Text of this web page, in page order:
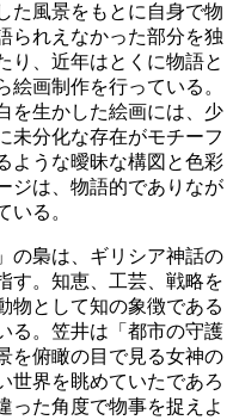
た風景をもとに自身で物
られえなかった部分を独
り、近年はとくに物語と
画制作を行っている。
を生かした絵画には、少
未分化な存在がモチーフ
ような曖昧な構図と色彩
ジは、物語的でありなが
いる。
の梟は、ギリシア神話の
す。知恵、工芸、戦略を
物として知の象徴である
る。笠井は「都市の守護
を俯瞰の目で見る女神の
世界を眺めていたであろ
った角度で物事を捉えよ